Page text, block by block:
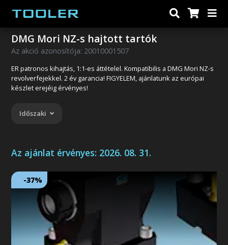
DMG Mori NZ-s hajtott tartók
Az akció azonosítója: 20010001507
ER patronos kihajtás, 1:1-es áttételel. Kompatibilis a DMG Mori NZ-s
revolverfejekkel. 2 év garancia! FIGYELEM, ajánlatunk az európai
készlet erejéig érvényes!
Időszaki
Az ajánlat érvényes: 2026. 08. 31.
-37%
Következő